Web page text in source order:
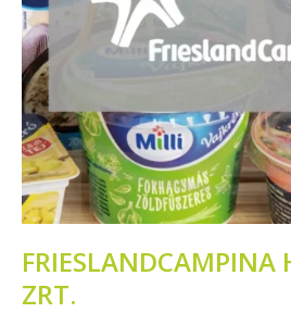
FRIESLANDCAMPINA
ZRT.